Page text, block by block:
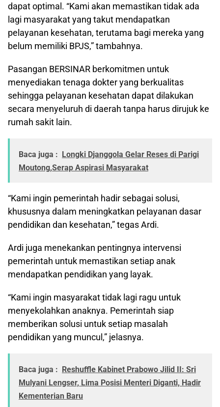
dapat optimal. “Kami akan memastikan tidak ada
lagi masyarakat yang takut mendapatkan
pelayanan kesehatan, terutama bagi mereka yang
belum memiliki BPJS,” tambahnya.
Pasangan BERSINAR berkomitmen untuk
menyediakan tenaga dokter yang berkualitas
sehingga pelayanan kesehatan dapat dilakukan
secara menyeluruh di daerah tanpa harus dirujuk ke
rumah sakit lain.
Baca juga : Longki Djanggola Gelar Reses di Parigi
Moutong,Serap Aspirasi Masyarakat
“Kami ingin pemerintah hadir sebagai solusi,
khususnya dalam meningkatkan pelayanan dasar
pendidikan dan kesehatan,” tegas Ardi.
Ardi juga menekankan pentingnya intervensi
pemerintah untuk memastikan setiap anak
mendapatkan pendidikan yang layak.
“Kami ingin masyarakat tidak lagi ragu untuk
menyekolahkan anaknya. Pemerintah siap
memberikan solusi untuk setiap masalah
pendidikan yang muncul,” jelasnya.
Baca juga : Reshuffle Kabinet Prabowo Jilid II: Sri
Mulyani Lengser, Lima Posisi Menteri Diganti, Hadir
Kementerian Baru